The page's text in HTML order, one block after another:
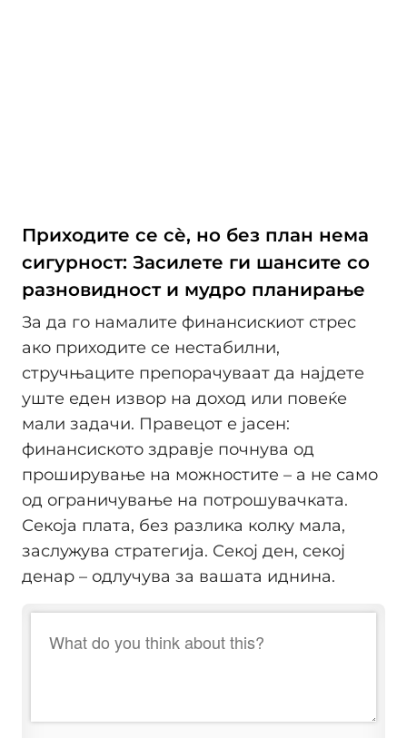
Приходите се сѐ, но без план нема
сигурност: Засилете ги шансите со
разновидност и мудро планирање
За да го намалите финансискиот стрес
ако приходите се нестабилни,
стручњаците препорачуваат да најдете
уште еден извор на доход или повеќе
мали задачи. Правецот е јасен:
финансиското здравје почнува од
проширување на можностите – а не само
од ограничување на потрошувачката.
Секоја плата, без разлика колку мала,
заслужува стратегија. Секој ден, секој
денар – одлучува за вашата иднина.